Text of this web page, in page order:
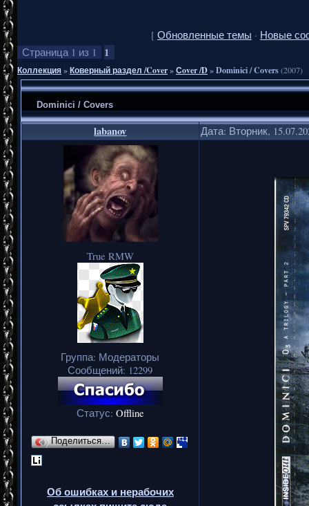
[ Обновленные темы · Новые
Страница 1 из 1 1
Коллекция»Коверный раздел /Cover»Сover /D»Dominici / Covers(2007)
Dominici / Covers
labanov Дата: Вторник,
True RMW
Группа: Модераторы
Сообщений: 12299
Статус: Offline
Поделиться…
Об ошибках и нерабочих